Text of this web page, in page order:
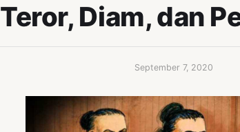
Teror, Diam, dan
September 7, 2020